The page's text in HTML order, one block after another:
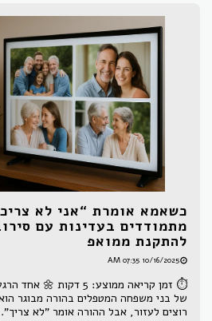
כשאמא אומרת “אני לא
מתמודדים בעדינות עם
להתקנת ממואפ
10/16/2025 07:35 AM
⏱ זמן קריאה ממוצע: 5
של בני משפחה המטפלים בהורה מבוגר
רוצים לעזור, אבל ההורה אומר "לא